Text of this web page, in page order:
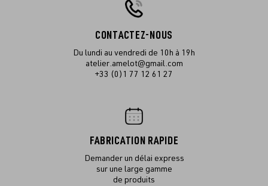
CONTACTEZ-NOUS
Du lundi au vendredi de 10h à 19h
atelier.amelot@gmail.com
+33 (0)1 77 12 61 27
FABRICATION RAPIDE
Demander un délai express
sur une large gamme
de produits